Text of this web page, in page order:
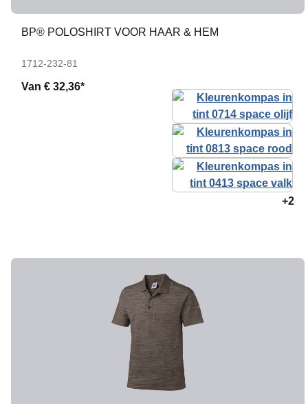
BP® POLOSHIRT VOOR HAAR & HEM
1712-232-81
Van € 32,36*
+2